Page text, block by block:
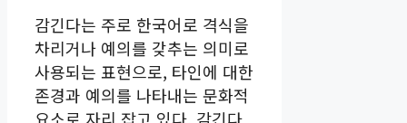
감긴다는 주로 한국어로 격식을
차리거나 예의를 갖추는 의미로
사용되는 표현으로, 타인에 대한
존경과 예의를 나타내는 문화적